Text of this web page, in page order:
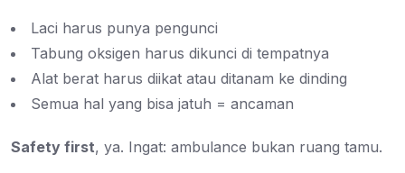
Laci harus punya pengunci
Tabung oksigen harus dikunci di tempatnya
Alat berat harus diikat atau ditanam ke dinding
Semua hal yang bisa jatuh = ancaman
Safety first, ya. Ingat: ambulance bukan ruang tamu.